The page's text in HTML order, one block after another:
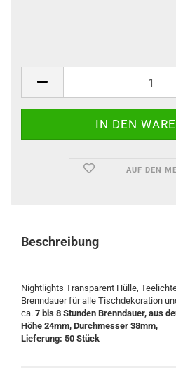
AUF DEN
Beschreibung
Nightlights Transparent Hülle,
Brenndauer für alle Tischdekoration
ca. 7 bis 8 Stunden Brenndauer, aus
Höhe 24mm, Durchmesser 38mm,
Lieferung: 50 Stück